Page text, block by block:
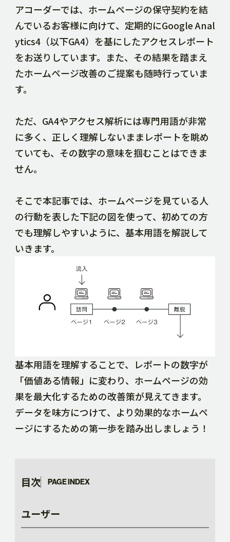
DOWNLOAD
CONTACT
RECRUIT SITE
アコーダーでは、ホームページの保守契約を結
んでいるお客様に向けて、定期的にGoogle Anal
ytics4（以下GA4）を基にしたアクセスレポート
をお送りしています。また、その結果を踏まえ
たホームページ改善のご提案も随時行っていま
す。
ただ、GA4やアクセス解析には専門用語が非常
に多く、正しく理解しないままレポートを眺め
ていても、その数字の意味を掴むことはできま
せん。
そこで本記事では、ホームページを見ている人
の行動を表した下記の図を使って、初めての方
でも理解しやすいように、基本用語を解説して
いきます。
基本用語を理解することで、レポートの数字が
「価値ある情報」に変わり、ホームページの効
果を最大化するための改善策が見えてきます。
データを味方につけて、より効果的なホームペ
ージにするための第一歩を踏み出しましょう！
目次
ユーザー